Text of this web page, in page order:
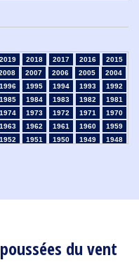
du vent
2019 2018 2017 2016
2015
2007 2006 2005
2004
1996 1995 1994 1993
1992
1985 1984 1983 1982
1981
1974 1973 1972 1971
1970
1963 1962 1961 1960
1959
1952 1951 1950 1949
1948